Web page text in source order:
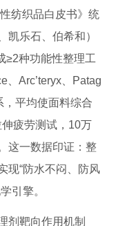
纺织品白皮书》统
凯乐石、伯希和）
≥2种功能性整理工
、Arc’teryx、Patag
平均使面料综合
疲劳测试，10万
这一数据印证：整
现“防水不闷、防风
引擎。
剂靶向作用机制